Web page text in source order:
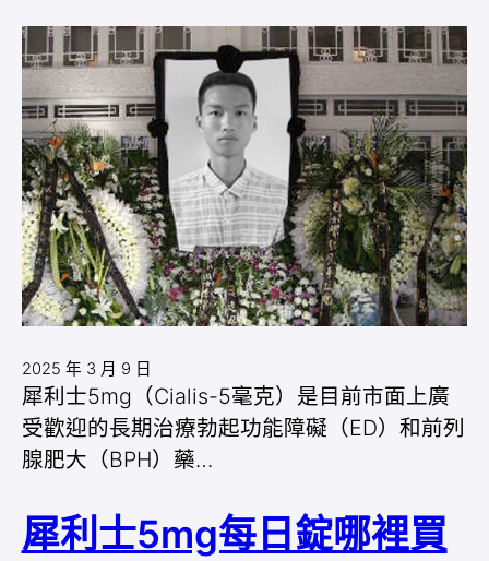
2025 年 3 月 9 日
犀利士5mg（Cialis-5毫克）是目前市面上廣
受歡迎的長期治療勃起功能障礙（ED）和前列
腺肥大（BPH）藥…
犀利士5mg每日錠哪裡買